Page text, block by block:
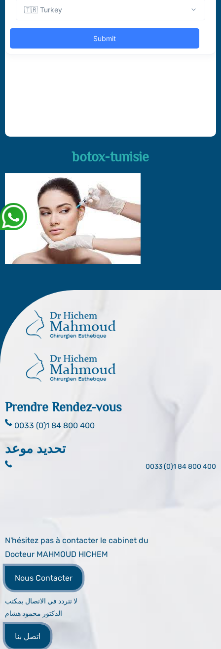
botox-tunisie
Prendre Rendez-vous
0033 (0)1 84 800 400
تحديد موعد
0033 (0)1 84 800 400
N'hésitez pas à contacter le cabinet du
Docteur MAHMOUD HICHEM
Nous Contacter
لا تتردد في الاتصال بمكتب
الدكتور محمود هشام
اتصل بنا